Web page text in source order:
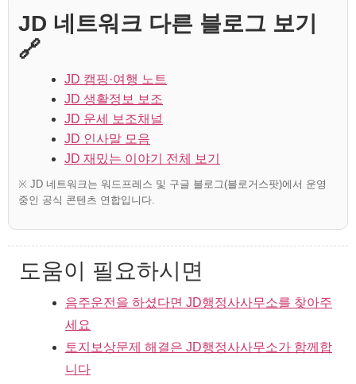
JD 네트워크 다른 블로그 보기
🔗
JD 캠핑·여행 노트
JD 생활정보 보조
JD 운세 보조채널
JD 인사말 모음
JD 재밌는 이야기 전체 보기
※ JD 네트워크는 워드프레스 및 구글 블로그(블로거스팟)에서 운영
중인 공식 콘텐츠 연합입니다.
도움이 필요하시면
음주운전을 하셨다면 JD행정사사무소를 찾아주
세요
토지보상문제 해결은 JD행정사사무소가 함께합
니다